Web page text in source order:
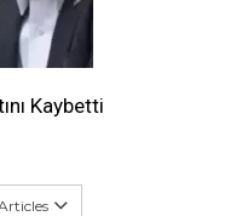
Kaybetti